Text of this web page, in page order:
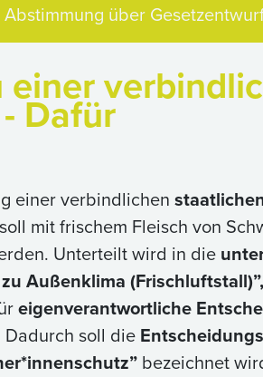
Abstimmung über
Dafür
einer verbindlichen
mit frischem Fleisch von
Unterteilt wird in die
Außenklima
eigenverantwortliche
soll die
bezeichnet